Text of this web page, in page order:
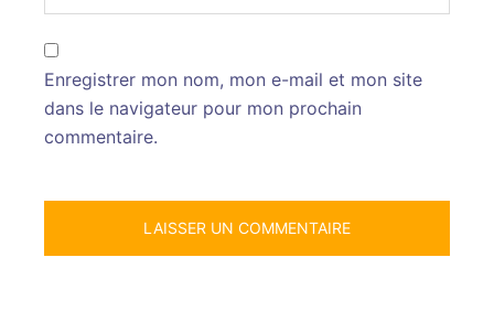
Enregistrer mon nom, mon e-mail et mon site
dans le navigateur pour mon prochain
commentaire.